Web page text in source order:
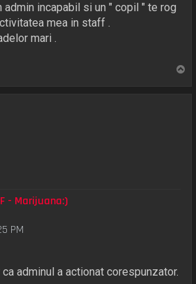
admin incapabil si un " copil " te rog
mea in staff .
mari .
- Marijuana:)
PM
adminul a actionat corespunzator.